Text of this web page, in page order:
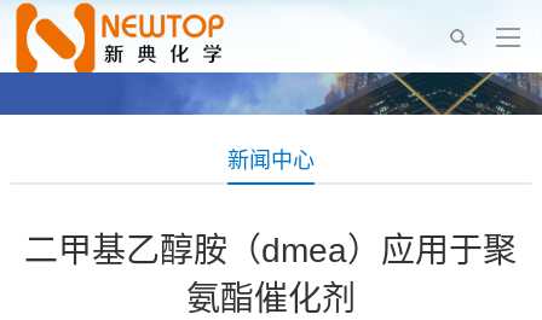
新闻中心
二甲基乙醇胺（dmea）应用于聚
氨酯催化剂